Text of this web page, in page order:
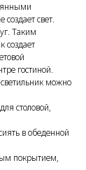
свет.
Таким
создает
гостиной.
можно
столовой,
в обеденной
покрытием,